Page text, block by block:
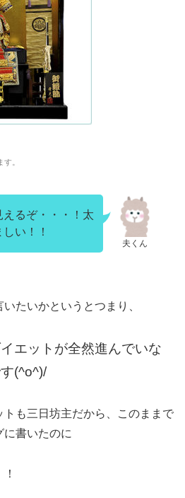
。
夫くん
るぞ・・・！太
い！！
たいかというとつまり、
エットが全然進んでいな
(^o^)/
も三日坊主だから、このままで
に書いたのに